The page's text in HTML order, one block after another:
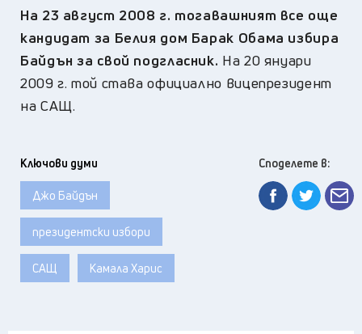
На 23 август 2008 г. тогавашният все още
кандидат за Белия дом Барак Обама избира
Байдън за свой подгласник. На 20 януари
2009 г. той става официално вицепрезидент
на САЩ.
Ключови думи
Джо Байдън
президентски избори
САЩ Камала Харис
Споделете в: